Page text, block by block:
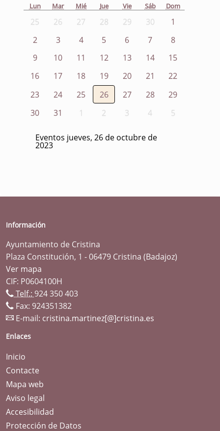
Lun Mar Mié Jue Vie Sáb Dom
25 26 27 28 29 30
1
2
3 4 5 6 7
8
9
10 11 12 13 14
15
16
17 18 19 20 21
22
23
24 25 26 27 28
29
30
31 1 2 3 4 5
Eventos jueves, 26 de octubre de
2023
Información
Ayuntamiento de Cristina
Plaza Constitución, 1 - 06479 Cristina (Badajoz)
Ver mapa
CIF: P0604100H
Telf.: 924 350 403
Fax: 924351382
E-mail: cristina.martinez[@]cristina.es
Enlaces
Inicio
Contacte
Mapa web
Aviso legal
Accesibilidad
Protección de Datos